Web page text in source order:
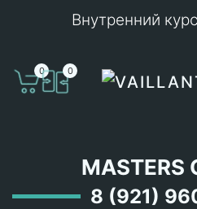
Внутренний
0 0
MASTERS
8 (921)